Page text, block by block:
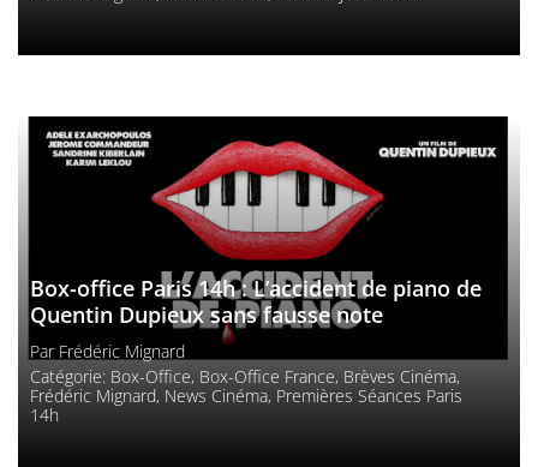
Box-office Paris 14h : L’accident de piano de
Quentin Dupieux sans fausse note
Par Frédéric Mignard
Catégorie: Box-Office, Box-Office France, Brèves Cinéma,
Frédéric Mignard, News Cinéma, Premières Séances Paris
14h